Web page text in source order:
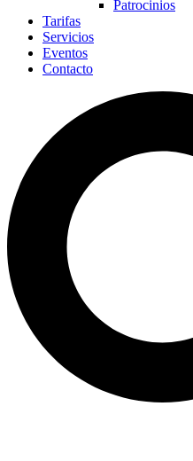
Patrocinios
Tarifas
Servicios
Eventos
Contacto